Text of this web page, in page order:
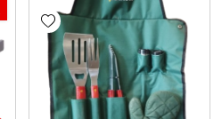
wishlist